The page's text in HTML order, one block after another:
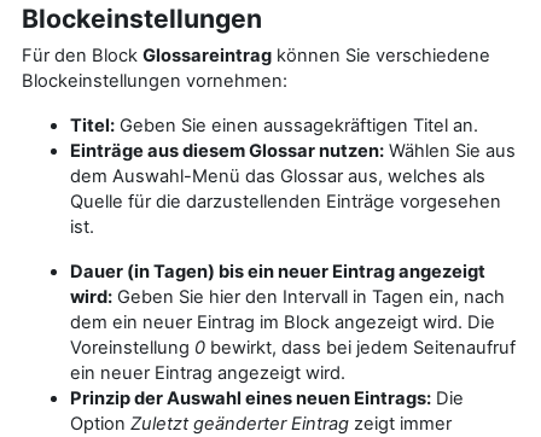
Blockeinstellungen
Für den Block Glossareintrag können Sie verschiedene
Blockeinstellungen vornehmen:
Titel: Geben Sie einen aussagekräftigen Titel an.
Einträge aus diesem Glossar nutzen: Wählen Sie aus
dem Auswahl-Menü das Glossar aus, welches als
Quelle für die darzustellenden Einträge vorgesehen
ist.
Dauer (in Tagen) bis ein neuer Eintrag angezeigt
wird: Geben Sie hier den Intervall in Tagen ein, nach
dem ein neuer Eintrag im Block angezeigt wird. Die
Voreinstellung 0 bewirkt, dass bei jedem Seitenaufruf
ein neuer Eintrag angezeigt wird.
Prinzip der Auswahl eines neuen Eintrags: Die
Option Zuletzt geänderter Eintrag zeigt immer